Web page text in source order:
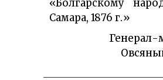
«Болгарскому
Самара, 1876 г.»
Генерал-майор Н.Р.